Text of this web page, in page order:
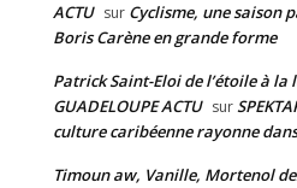
ACTU sur Cyclisme, une saison
Boris Carène en grande forme
Patrick Saint-Eloi de l’étoile à la
GUADELOUPE ACTU sur
culture caribéenne rayonne
Timoun aw, Vanille, Mortenol